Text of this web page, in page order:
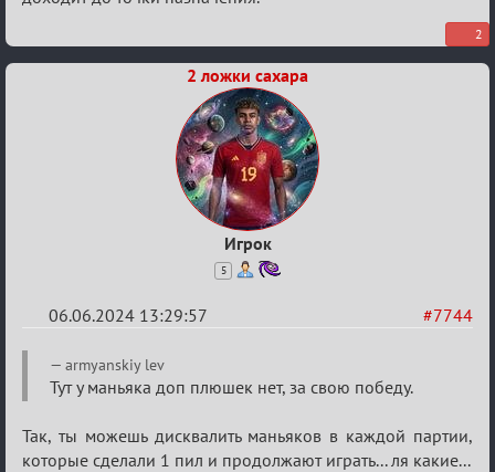
2
2 ложки сахара
Игрок
5
#7744
06.06.2024 13:29:57
Re:
Кубок
armyanskiy lev
Тут у маньяка доп плюшек нет, за свою победу.
Так, ты можешь дисквалить маньяков в каждой партии,
которые сделали 1 пил и продолжают играть... ля какие...